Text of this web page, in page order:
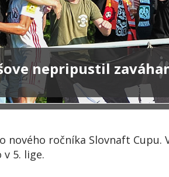
nepripustil
nového ročníka Slovnaft Cupu.
5. lige.